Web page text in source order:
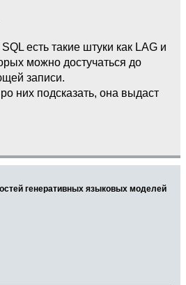
есть такие штуки как LAG и
можно достучаться до
записи.
них подсказать, она выдаст
генеративных языковых моделей